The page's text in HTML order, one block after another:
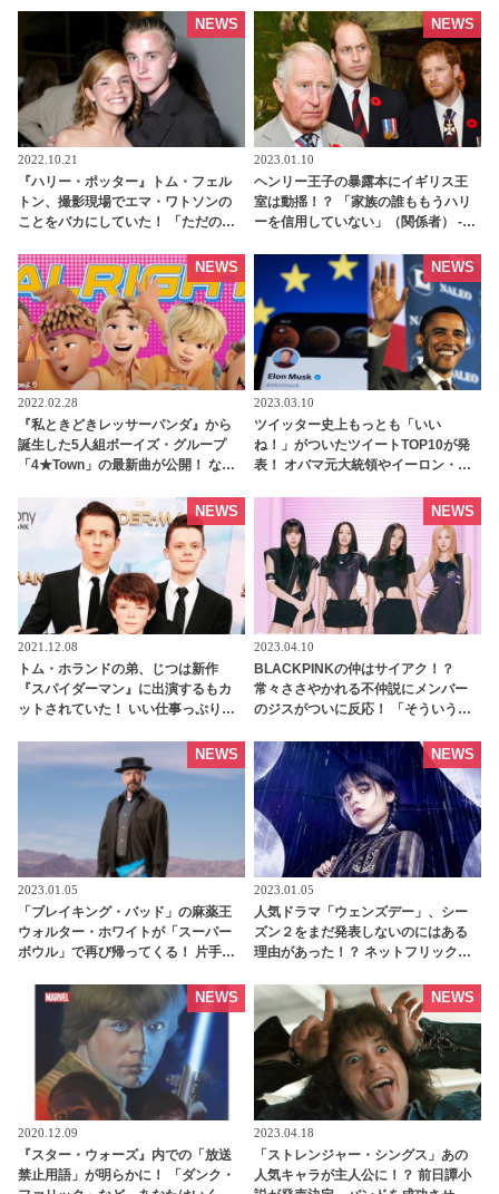
は・・？ - tvgroove
2022.10.21
『ハリー・ポッター』トム・フェル
トン、撮影現場でエマ・ワトソンの
ことをバカにしていた！ 「ただのク
いる出来事とは・・？ - tvgroove
NEWS
2023.01.10
ヘンリー王子の暴露本にイギリス王
室は動揺！？ 「家族の誰ももうハリ
ーを信用していない」（関係者） -
NEWS
2022.02.28
『私ときどきレッサーパンダ』から
誕生した5人組ボーイズ・グループ
「4★Town」の最新曲が公開！ なん
兄フィニアスが楽曲を担当… 日本版
では「CITRUS」が大ヒット中のDa-
iCEのメンバーが声優に挑戦 -
tvgroove
NEWS
2023.03.10
ツイッター史上もっとも「いい
ね！」がついたツイートTOP10が発
表！ オバマ元大統領やイーロン・マ
あの人気俳優の訃報 - tvgroove
NEWS
2021.12.08
トム・ホランドの弟、じつは新作
『スパイダーマン』に出演するもカ
ットされていた！ いい仕事っぷりだ
しまった理由とは？ - tvgroove
NEWS
2023.04.10
BLACKPINKの仲はサイアク！？
常々ささやかれる不仲説にメンバー
のジスがついに反応！ 「そういうウ
tvgroove
NEWS
2023.01.05
「ブレイキング・バッド」の麻薬王
ウォルター・ホワイトが「スーパー
ボウル」で再び帰ってくる！ 片手に
公開[写真あり] - tvgroove
NEWS
2023.01.05
人気ドラマ「ウェンズデー」、シー
ズン２をまだ発表しないのにはある
理由があった！？ ネットフリックス
ンが推測 - tvgroove
NEWS
2020.12.09
『スター・ウォーズ』内での「放送
禁止用語」が明らかに！ 「ダンク・
NEWS
2023.04.18
「ストレンジャー・シングス」あの
人気キャラが主人公に！？ 前日譚小
NEWS